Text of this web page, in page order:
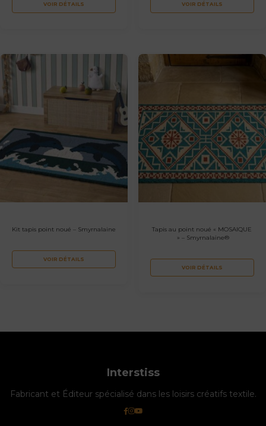
VOIR DÉTAILS VOIR DÉTAILS
Kit tapis point noué – Smyrnalaine
VOIR DÉTAILS
Tapis au point noué « MOSAIQUE
» – Smyrnalaine®
VOIR DÉTAILS
Interstiss
Fabricant et Éditeur spécialisé dans les loisirs créatifs textile.